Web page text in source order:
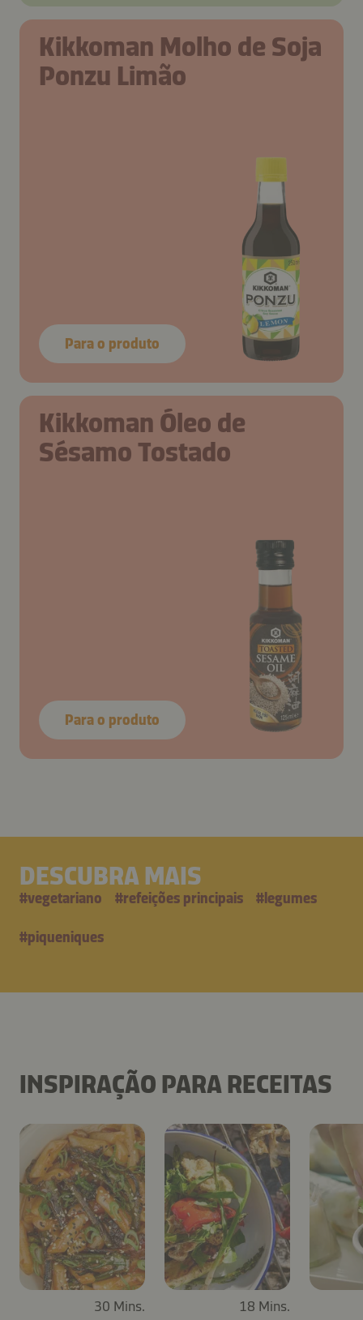
Kikkoman Molho de Soja
Ponzu Limão
Para o produto
Kikkoman Óleo de
Sésamo Tostado
Para o produto
DESCUBRA MAIS
#vegetariano #refeições principais #legumes
#piqueniques
INSPIRAÇÃO PARA RECEITAS
30 Mins. 18 Mins.